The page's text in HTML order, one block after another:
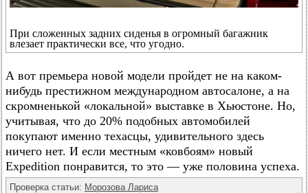
При сложенных задних сиденья в огромный багажник
влезает практически все, что угодно.
А вот премьера новой модели пройдет не на каком-
нибудь престижном международном автосалоне, а на
скромненькой «локальной» выставке в Хьюстоне. Но,
учитывая, что до 20% подобных автомобилей
покупают именно техасцы, удивительного здесь
ничего нет. И если местным «ковбоям» новый
Expedition понравится, то это — уже половина успеха.
Проверка статьи: Морозова Лариса